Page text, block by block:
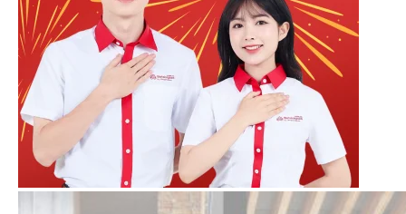
In - Thêu Theo Yêu Cầu
Chất Liệu - Quy Cách
Dòng áo sẵn
của Mitu được sử dụng chất
liệu Lacoste Poly thái. Dòng chất liệu trung
bình (giá rẻ) được nhiều khách hàng lựa
chọn.
Đặc tính:
Thấm hút vừa phải, chống nhăn
tốt, đàn hồi tối, màu sắc tươi và bền màu.
Form áo:Form chung nam nữ (Áo phù
hợp cho cả nam và nữ)